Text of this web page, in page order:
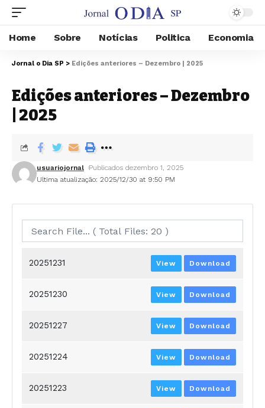
Home Sobre Notícias Politica Economia
Jornal o Dia SP > Edições anteriores – Dezembro | 2025
Edições anteriores – Dezembro
| 2025
Ultima atualização: 2025/12/30 at 9:50 PM
usuariojornal Publicados dezembro 1, 2025
20251231 View Download
20251230 View Download
20251227 View Download
20251224 View Download
20251223 View Download